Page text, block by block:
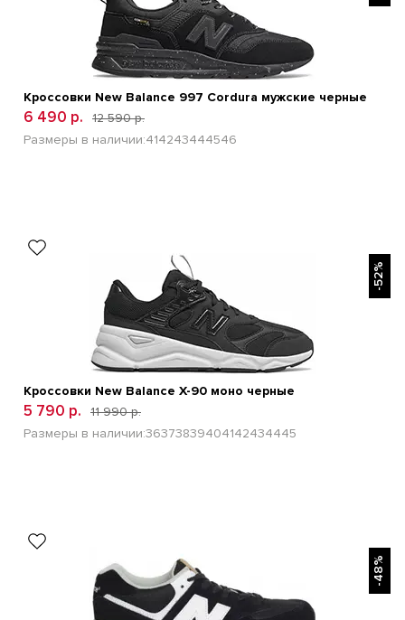
Кроссовки New Balance 997 Cordura мужские черные
6 490 р.
12 590 р.
Размеры в наличии:414243444546
-52%
Кроссовки New Balance Х-90 моно черные
5 790 р.
11 990 р.
Размеры в наличии:36373839404142434445
-48%